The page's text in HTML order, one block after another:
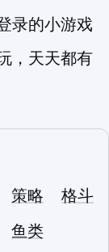
录的小游戏
，天天都有
策略
格斗
鱼类